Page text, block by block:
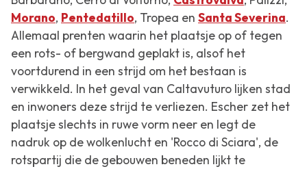
Morano, Pentedatillo, Tropea en Santa Severina.
Allemaal prenten waarin het plaatsje op of tegen
een rots- of bergwand geplakt is, alsof het
voortdurend in een strijd om het bestaan is
verwikkeld. In het geval van Caltavuturo lijken stad
en inwoners deze strijd te verliezen. Escher zet het
plaatsje slechts in ruwe vorm neer en legt de
nadruk op de wolkenlucht en 'Rocco di Sciara', de
rotspartij die de gebouwen beneden lijkt te